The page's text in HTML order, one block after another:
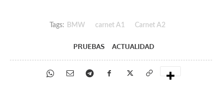
Tags: BMW carnet A1 Carnet A2
PRUEBAS ACTUALIDAD